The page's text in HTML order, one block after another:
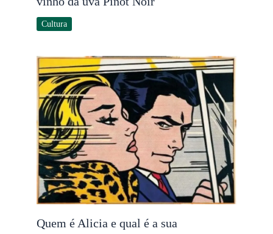
Cultura
Quem é Alicia e qual é a sua